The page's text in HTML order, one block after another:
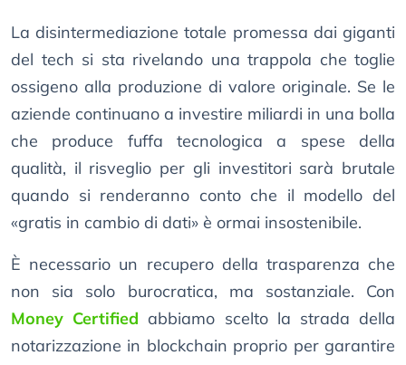
La disintermediazione totale promessa dai giganti
del tech si sta rivelando una trappola che toglie
ossigeno alla produzione di valore originale. Se le
aziende continuano a investire miliardi in una bolla
che produce fuffa tecnologica a spese della
qualità, il risveglio per gli investitori sarà brutale
quando si renderanno conto che il modello del
«gratis in cambio di dati» è ormai insostenibile.
È necessario un recupero della trasparenza che
non sia solo burocratica, ma sostanziale. Con
Money Certified abbiamo scelto la strada della
notarizzazione in blockchain proprio per garantire